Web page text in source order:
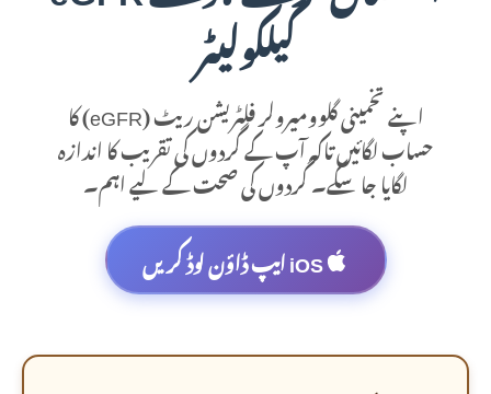
کیلکولیٹر
اپنے تخمینی گلوومیرولر فلٹریشن ریٹ (eGFR) کا
حساب لگائیں تاکہ آپ کے گردوں کی تقریب کا اندازہ
لگایا جا سکے۔ گردوں کی صحت کے لیے اہم۔
iOS ایپ ڈاؤن لوڈ کریں